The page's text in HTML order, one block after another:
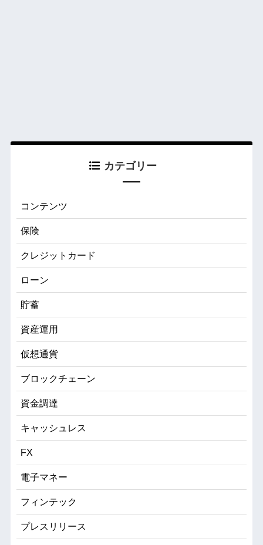
カテゴリー
コンテンツ
保険
クレジットカード
ローン
貯蓄
資産運用
仮想通貨
ブロックチェーン
資金調達
キャッシュレス
FX
電子マネー
フィンテック
プレスリリース